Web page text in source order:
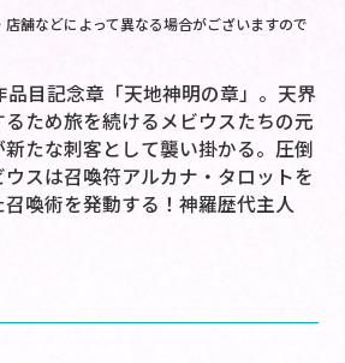
舗などによって異なる場合がございますので
目記念章「天地神明の章」。天界
ため旅を続けるメビウスたちの元
たな刺客として襲い掛かる。圧倒
スは召喚符アルカナ・タロットを
喚術を発動する！神羅歴代主人